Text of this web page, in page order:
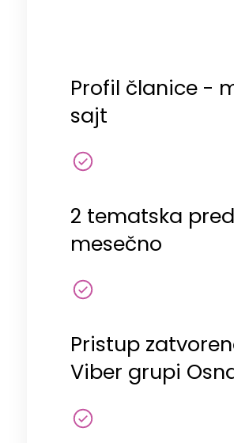
Profil članice -
sajt
2 tematska
mesečno
Pristup
Viber grupi